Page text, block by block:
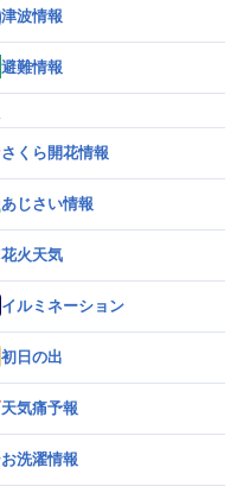
津波情報
避難情報
さくら開花情報
あじさい情報
花火天気
イルミネーション
初日の出
天気痛予報
お洗濯情報